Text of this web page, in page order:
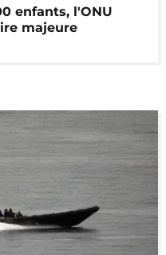
enfants, l'ONU
majeure